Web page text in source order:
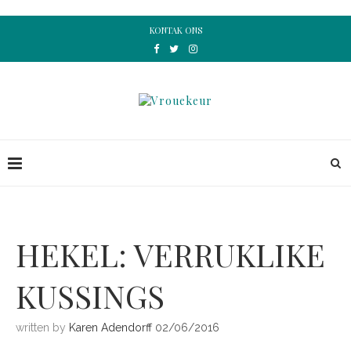
KONTAK ONS
HEKEL: VERRUKLIKE
KUSSINGS
written by Karen Adendorff 02/06/2016